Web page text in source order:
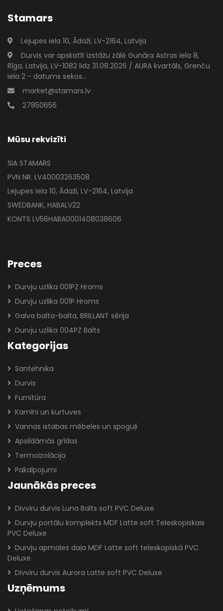
Stamars
Lejupes iela 10, Ādaži, LV-2164, Latvija
Durvis var apskatīt izstāžu zālē Gunāra Astras iela 8,
Rīga, Latvija, LV-1082 lidz 31.08.2026 / AURA kvartāls, Grenču
iela 2 - datums sekos...
market@stamars.lv
27850656
Mūsu rekvizīti
SIA STAMARS
PVN NR. LV40003263508
Lejupes iela 10, Ādaži, LV-2164, Latvija
SWEDBANK, HABALV22
KONTS LV56HABA0001408038606
Preces
Durvju uzlika 001PZ Hroms
Durvju uzlika 001P Hroms
Galva balta-balta, BRILLANT sērija
Durvju uzlika 004PZ Balts
Kategorijas
Santehnika
Durvis
Furnitūra
Kamīni un kurtuves
Vannas istabas mēbeles un spoguļi
Apsildāmās grīdas
Termoizolācija
Pakalpojumi
Jaunākās preces
Divviru durvis Luna Balts soft PVC Deluxe
Durvju portālu komplekts MDF Latte soft Teleskopiskais
PVC Deluxe
Durvju apmales daļa MDF Latte soft teleskopiskā PVC
Deluxe
Divviru durvis Aurora Latte soft PVC Deluxe
Uzņēmums